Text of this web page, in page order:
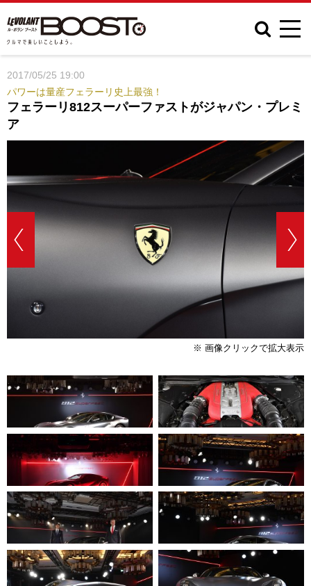
2017/05/25 19:00
パワーは量産フェラーリ史上最強！
フェラーリ812スーパーファストがジャパン・プレミ
ア
※ 画像クリックで拡大表示